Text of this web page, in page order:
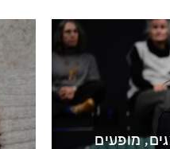
מופעים